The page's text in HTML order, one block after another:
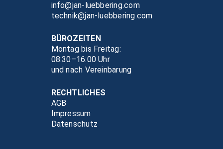
info@jan-luebbering.com
technik@jan-luebbering.com
BÜROZEITEN
Montag bis Freitag:
08:30–16:00 Uhr
und nach Vereinbarung
RECHTLICHES
AGB
Impressum
Datenschutz